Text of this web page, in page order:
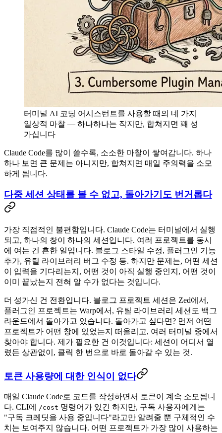
터미널 AI 코딩 어시스턴트를 사용할 때의 네 가지
일상적 마찰 — 하나하나는 작지만, 합쳐지면 꽤 성
가십니다
Claude Code를 많이 쓸수록, 소소한 마찰이 쌓여갑니다. 하나
하나 보면 큰 문제는 아니지만, 합쳐지면 매일 주의력을 소모
하게 됩니다.
다중 세션 상태를 볼 수 없고, 돌아가기도 번거롭다
가장 직접적인 불편함입니다. Claude Code는 터미널에서 실행
되고, 하나의 창이 하나의 세션입니다. 여러 프로젝트를 동시
에 여는 건 흔한 일입니다. 블로그 스타일 수정, 플러그인 기능
추가, 유틸 라이브러리 버그 수정 등. 하지만 문제는, 어떤 세션
이 입력을 기다리는지, 어떤 것이 아직 실행 중인지, 어떤 것이
이미 끝났는지 전혀 알 수가 없다는 것입니다.
더 성가신 건 전환입니다. 블로그 프로젝트 세션은 Zed에서,
플러그인 프로젝트는 Warp에서, 유틸 라이브러리 세션도 백그
라운드에서 돌아가고 있습니다. 돌아가고 싶다면? 먼저 어떤
프로젝트가 어떤 창에 있었는지 떠올리고, 여러 터미널 중에서
찾아야 합니다. 제가 필요한 건 이것입니다: 세션이 어디서 열
렸든 상관없이, 클릭 한 번으로 바로 돌아갈 수 있는 것.
토큰 사용량에 대한 인식이 없다
매일 Claude Code로 코드를 작성하면서 토큰이 계속 소모됩니
다. CLI에
/cost 명령어가 있긴 하지만, 구독 사용자에게는
"구독 크레딧을 사용 중입니다"라고만 알려줄 뿐 구체적인 수
치는 보여주지 않습니다. 어떤 프로젝트가 가장 많이 사용하는